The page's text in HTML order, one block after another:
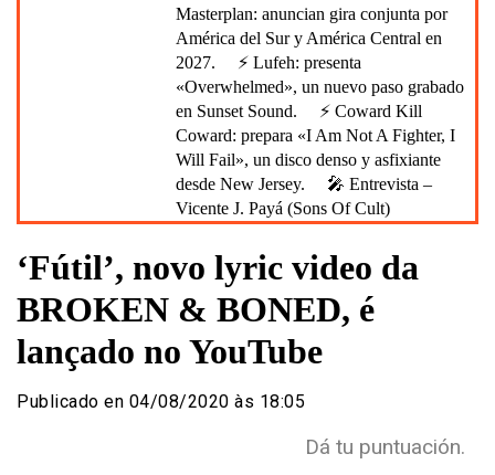
Masterplan: anuncian gira conjunta por
América del Sur y América Central en
2027.
⚡ Lufeh: presenta
«Overwhelmed», un nuevo paso grabado
en Sunset Sound.
⚡ Coward Kill
Coward: prepara «I Am Not A Fighter, I
Will Fail», un disco denso y asfixiante
desde New Jersey.
🎤 Entrevista –
Vicente J. Payá (Sons Of Cult)
‘Fútil’, novo lyric video da
BROKEN & BONED, é
lançado no YouTube
Publicado en 04/08/2020 às 18:05
Dá tu puntuación.